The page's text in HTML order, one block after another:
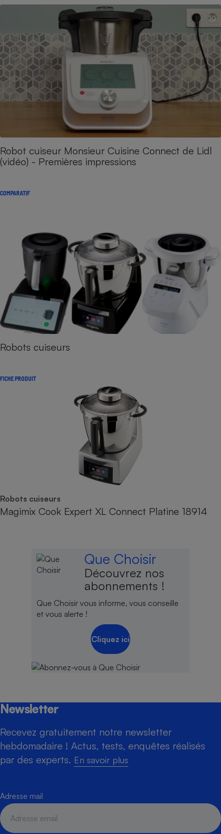
Robot cuiseur Monsieur Cuisine Connect de Lidl
(vidéo) - Premières impressions
COMPARATIF
Robots cuiseurs
FICHE PRODUIT
Robots cuiseurs
Magimix Cook Expert XL Connect Platine 18914
Que Choisir
Découvrez nos
abonnements !
Que Choisir vous informe, vous conseille
et vous alerte !
Cliquez ici
Newsletter
Recevez gratuitement notre newsletter
hebdomadaire ! Actus, tests, enquêtes réalisés
par des experts. En savoir plus
Adresse mail